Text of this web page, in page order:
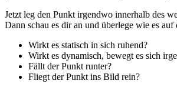
Jetzt leg den Punkt irgendwo innerhalb des
Dann schau es dir an und überlege wie es
Wirkt es statisch in sich ruhend?
Wirkt es dynamisch, bewegt es sich
Fällt der Punkt runter?
Fliegt der Punkt ins Bild rein?